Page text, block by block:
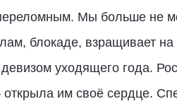
Мы больше не
блокаде, взращивает
уходящего года.
им своё сердце.